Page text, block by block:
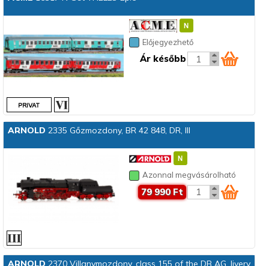
Előjegyezhető
Ár később
ARNOLD 2335 Gőzmozdony, BR 42 848, DR, III
Azonnal megvásárolható
79 990 Ft
ARNOLD 2370 Villanymozdony, class 155 of the DB AG, livery